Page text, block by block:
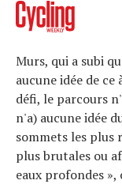
Murs, qui a subi
aucune idée de
défi, le parcours
n'a) aucune idée
sommets les plus
plus brutales ou
eaux profondes